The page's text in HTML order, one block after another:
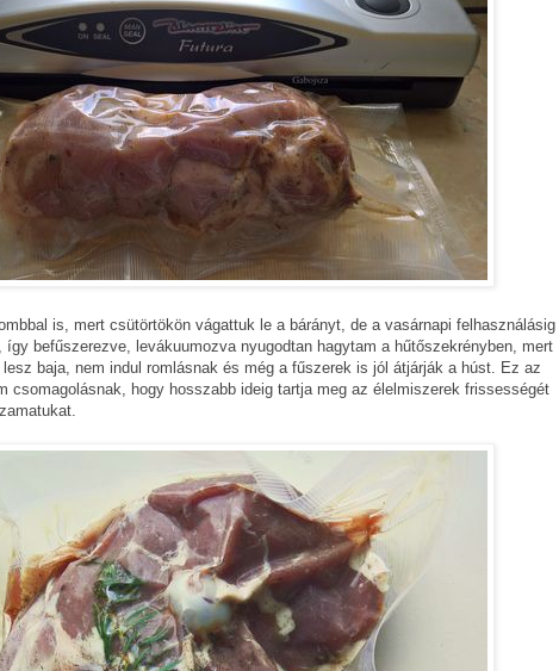
is, mert csütörtökön vágattuk le a bárányt, de a vasárnapi felhasználásig
így befűszerezve, levákuumozva nyugodtan hagytam a hűtőszekrényben, mert
baja, nem indul romlásnak és még a fűszerek is jól átjárják a húst. Ez az
csomagolásnak, hogy hosszabb ideig tartja meg az élelmiszerek frissességét